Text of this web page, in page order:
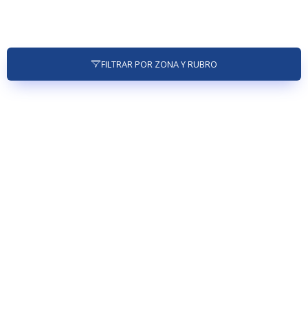
FILTRAR POR ZONA Y RUBRO